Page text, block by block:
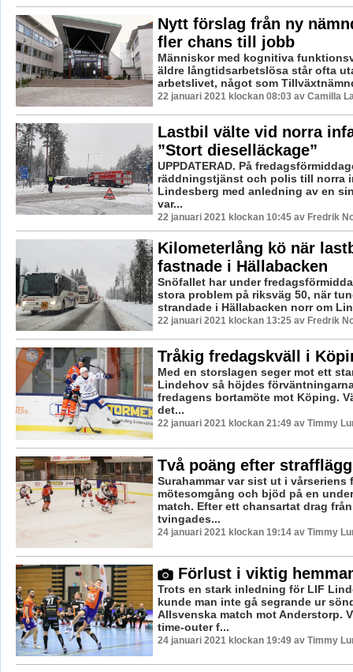
Nytt förslag från ny
fler chans till jobb
Människor med kognitiva
äldre långtidsarbetslösa står ofta
arbetslivet, något som
22 januari 2021 klockan 08:03 av Camilla
Lastbil välte vid norra
”Stort dieselläckage”
UPPDATERAD. På
räddningstjänst och polis till norra
Lindesberg med anledning av en
var...
22 januari 2021 klockan 10:45 av Fredrik
Kilometerlång kö när
fastnade i Hällabacken
Snöfallet har under
stora problem på riksväg 50, när
strandade i Hällabacken norr om
22 januari 2021 klockan 13:25 av Fredrik
Tråkig fredagskväll i
Med en storslagen seger mot ett
Lindehov så höjdes
fredagens bortamöte mot Köping.
det...
22 januari 2021 klockan 21:49 av Timmy
Två poäng efter
Surahammar var sist ut i vårseriens
mötesomgång och bjöd på en
match. Efter ett chansartat drag
tvingades...
24 januari 2021 klockan 19:14 av Timmy
Förlust i viktig
Trots en stark inledning för LIF
kunde man inte gå segrande ur
Allsvenska match mot Anderstorp.
time-outer f...
24 januari 2021 klockan 19:49 av Timmy